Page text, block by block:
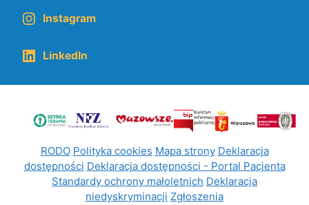
Instagram
LinkedIn
RODO Polityka cookies Mapa strony Deklaracja
dostępności Deklaracja dostępności - Portal Pacjenta
Standardy ochrony małoletnich Deklaracja
niedyskryminacji Zgłoszenia